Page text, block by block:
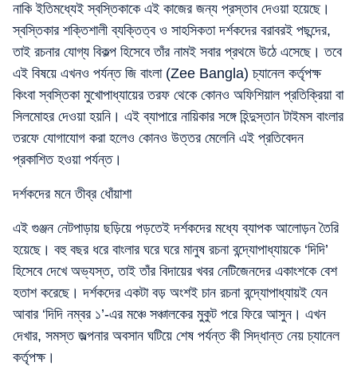
নাকি ইতিমধ্যেই স্বস্তিকাকে এই কাজের জন্য প্রস্তাব দেওয়া হয়েছে।
স্বস্তিকার শক্তিশালী ব্যক্তিত্ব ও সাহসিকতা দর্শকদের বরাবরই পছন্দের,
তাই রচনার যোগ্য বিকল্প হিসেবে তাঁর নামই সবার প্রথমে উঠে এসেছে। তবে
এই বিষয়ে এখনও পর্যন্ত জি বাংলা (Zee Bangla) চ্যানেল কর্তৃপক্ষ
কিংবা স্বস্তিকা মুখোপাধ্যায়ের তরফ থেকে কোনও অফিশিয়াল প্রতিক্রিয়া বা
সিলমোহর দেওয়া হয়নি। এই ব্যাপারে নায়িকার সঙ্গে হিন্দুস্তান টাইমস বাংলার
তরফে যোগাযোগ করা হলেও কোনও উত্তর মেলেনি এই প্রতিবেদন
প্রকাশিত হওয়া পর্যন্ত।
দর্শকদের মনে তীব্র ধোঁয়াশা
এই গুঞ্জন নেটপাড়ায় ছড়িয়ে পড়তেই দর্শকদের মধ্যে ব্যাপক আলোড়ন তৈরি
হয়েছে। বহু বছর ধরে বাংলার ঘরে ঘরে মানুষ রচনা বন্দ্যোপাধ্যায়কে ‘দিদি’
হিসেবে দেখে অভ্যস্ত, তাই তাঁর বিদায়ের খবর নেটিজেনদের একাংশকে বেশ
হতাশ করেছে। দর্শকদের একটা বড় অংশই চান রচনা বন্দ্যোপাধ্যায়ই যেন
আবার ‘দিদি নম্বর ১’-এর মঞ্চে সঞ্চালকের মুকুট পরে ফিরে আসুন। এখন
দেখার, সমস্ত জল্পনার অবসান ঘটিয়ে শেষ পর্যন্ত কী সিদ্ধান্ত নেয় চ্যানেল
কর্তৃপক্ষ।